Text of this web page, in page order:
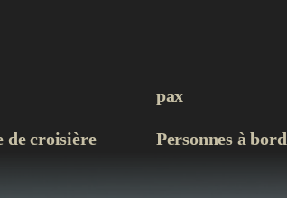
de croisière
pax
Personnes à bord